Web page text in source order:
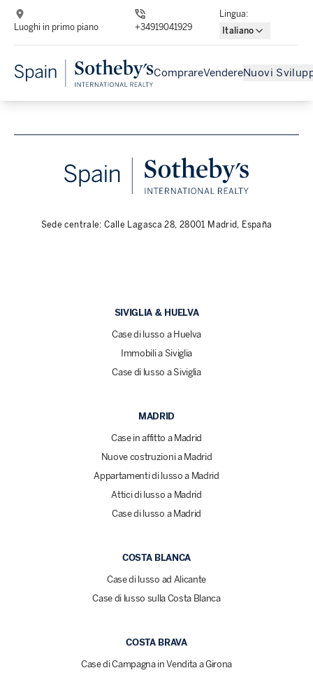
Luoghi in primo piano +34919041929
Lingua:
Italiano
ComprareVendereNuovi
Sede centrale: Calle Lagasca 28, 28001 Madrid, España
SIVIGLIA & HUELVA
Case di lusso a Huelva
Immobili a Siviglia
Case di lusso a Siviglia
MADRID
Case in affitto a Madrid
Nuove costruzioni a Madrid
Appartamenti di lusso a Madrid
Attici di lusso a Madrid
Case di lusso a Madrid
COSTA BLANCA
Case di lusso ad Alicante
Case di lusso sulla Costa Blanca
COSTA BRAVA
Case di Campagna in Vendita a Girona